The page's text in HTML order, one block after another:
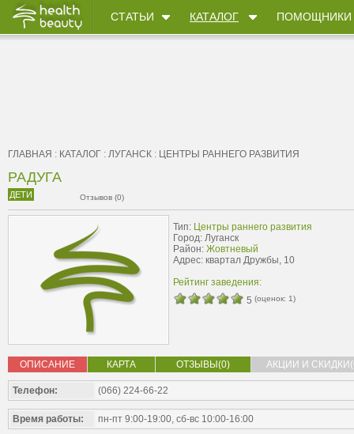
СТАТЬИ КАТАЛОГ ПОМОЩНИКИ
ГЛАВНАЯ : КАТАЛОГ : ЛУГАНСК : ЦЕНТРЫ РАННЕГО РАЗВИТИЯ
РАДУГА
ДЕТИ Отзывов (0)
Тип: Центры раннего развития
Город: Луганск
Район: Жовтневый
Адрес: квартал Дружбы, 10
Рейтинг заведения:
5 (оценок: 1)
ОПИСАНИЕ КАРТА ОТЗЫВЫ(0) АКЦИИ И
Телефон: (066) 224-66-22
Время работы: пн-пт 9:00-19:00, сб-вс 10:00-16:00